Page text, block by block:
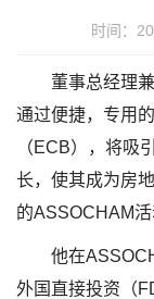
时间：
董事总经理
通过便捷，专用
（ECB），将吸
长，使其成为房
的ASSOCHAM活
他在
外国直接投资（